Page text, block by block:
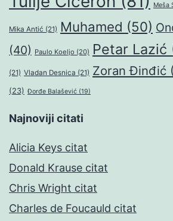
Meša
Mika Antić (21) Muhamed (50)
(40) Paulo Koeljo (20) Petar Lazić
(21) Vladan Desnica (21) Zoran Đinđić
(23) Đorđe Balašević (19)
Najnoviji citati
Alicia Keys citat
Donald Krause citat
Chris Wright citat
Charles de Foucauld citat